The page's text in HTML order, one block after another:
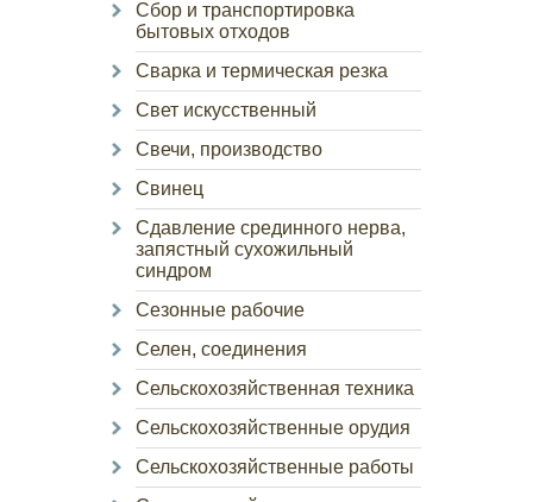
Сбор и транспортировка
бытовых отходов
Сварка и термическая резка
Свет искусственный
Свечи, производство
Свинец
Сдавление срединного нерва,
запястный сухожильный
синдром
Сезонные рабочие
Селен, соединения
Сельскохозяйственная техника
Сельскохозяйственные орудия
Сельскохозяйственные работы